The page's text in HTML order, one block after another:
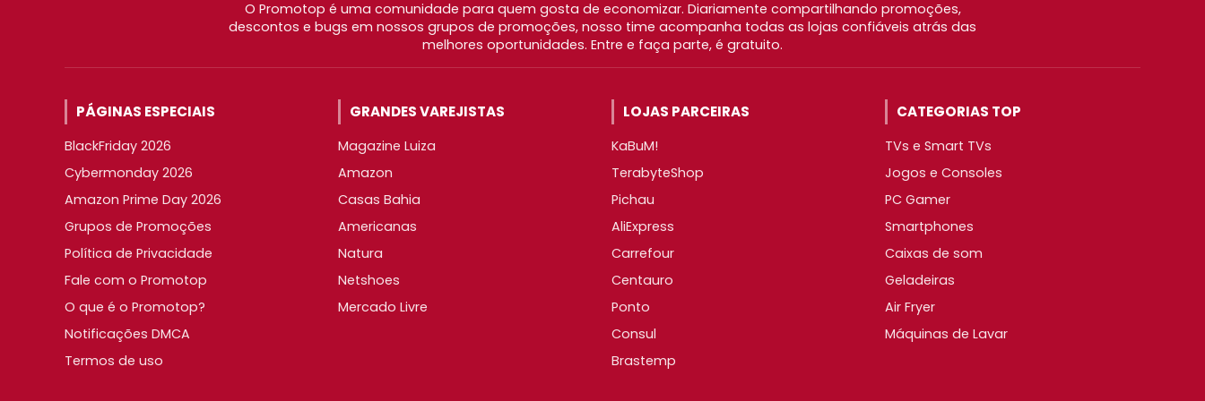
O Promotop é uma comunidade para quem gosta de economizar. Diariamente compartilhando promoções,
descontos e bugs em nossos grupos de promoções, nosso time acompanha todas as lojas confiáveis atrás das
melhores oportunidades. Entre e faça parte, é gratuito.
PÁGINAS ESPECIAIS
BlackFriday 2026
Cybermonday 2026
Amazon Prime Day 2026
Grupos de Promoções
Política de Privacidade
Fale com o Promotop
O que é o Promotop?
Notificações DMCA
Termos de uso
GRANDES VAREJISTAS
Magazine Luiza
Amazon
Casas Bahia
Americanas
Natura
Netshoes
Mercado Livre
LOJAS PARCEIRAS
KaBuM!
TerabyteShop
Pichau
AliExpress
Carrefour
Centauro
Ponto
Consul
Brastemp
CATEGORIAS TOP
TVs e Smart TVs
Jogos e Consoles
PC Gamer
Smartphones
Caixas de som
Geladeiras
Air Fryer
Máquinas de Lavar